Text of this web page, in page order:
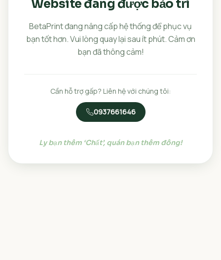
Website đang được bảo trì
BetaPrint đang nâng cấp hệ thống để phục vụ
bạn tốt hơn. Vui lòng quay lại sau ít phút. Cảm ơn
bạn đã thông cảm!
Cần hỗ trợ gấp? Liên hệ với chúng tôi:
0937661646
Ly bạn thêm ‘Chất’, quán bạn thêm đông!